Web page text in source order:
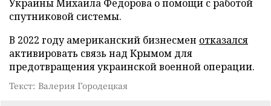
Украины Михаила Федорова о помощи с работой
спутниковой системы.
В 2022 году американский бизнесмен отказался
активировать связь над Крымом для
предотвращения украинской военной операции.
Текст: Валерия Городецкая